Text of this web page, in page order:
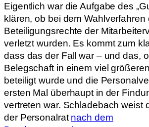
Eigentlich war die Aufgabe des
klären, ob bei dem Wahlverfahren
Beteiligungsrechte der
verletzt wurden. Es kommt zum
dass das der Fall war – und das,
Belegschaft in einem viel
beteiligt wurde und die
ersten Mal überhaupt in der
vertreten war. Schladebach weist
der Personalratnach dem